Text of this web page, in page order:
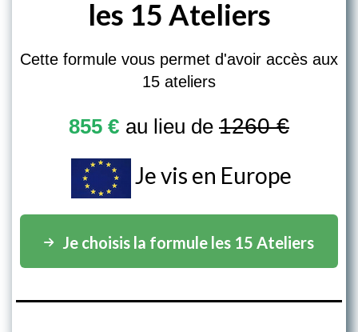
les 15 Ateliers
Cette formule vous permet d'avoir accès aux
15 ateliers
855 € au lieu de 1260 €
Je vis en Europe
Je choisis la formule les 15 Ateliers